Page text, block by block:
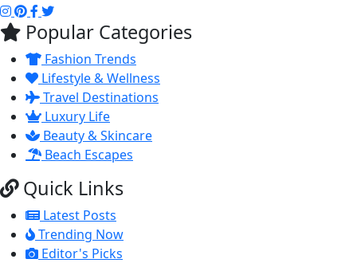
Popular Categories
Fashion Trends
Lifestyle & Wellness
Travel Destinations
Luxury Life
Beauty & Skincare
Beach Escapes
Quick Links
Latest Posts
Trending Now
Editor's Picks